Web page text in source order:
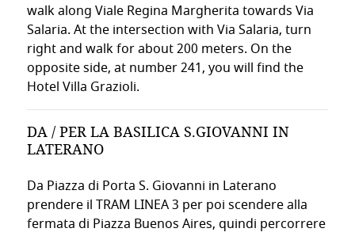
Partendo dal Villa Grazioli Boutique Hotel, le coppie
VILLA GRAZIOLI BOUTIQUE HOTEL È UN
Sì, il Villa Grazioli Boutique Hotel dista solo 1,1 km da
COME SI RAGGIUNGE IL CENTRO STORICO
Il centro storico è facilmente raggiungibile dal Villa
QUALI SERVIZI RENDONO VILLA GRAZIOLI
Il Villa Grazioli Boutique Hotel, raffinato hotel 4 stelle,
Sì, il Villa Grazioli Boutique Hotel offre una soluzione di
QUALI SONO I VANTAGGI PER LE COPPIE IN
Il Villa Grazioli Boutique Hotel offre alle coppie il fascino
COME È POSSIBILE RAGGIUNGERE GLI
Connessione internet ad alta velocità inclusa in tutte le
VISTA GIARDINO
Molte camere offrono vista sul giardino interno,
SERVIZI IN CAMERA
Aria condizionata regolabile
TV satellitare con canali internazionali
Minibar rifornito quotidianamente
walk along Viale Regina Margherita towards Via
Salaria. At the intersection with Via Salaria, turn
right and walk for about 200 meters. On the
opposite side, at number 241, you will find the
Hotel Villa Grazioli.
DA / PER LA BASILICA S.GIOVANNI IN
LATERANO
Da Piazza di Porta S. Giovanni in Laterano
prendere il TRAM LINEA 3 per poi scendere alla
fermata di Piazza Buenos Aires, quindi percorrere